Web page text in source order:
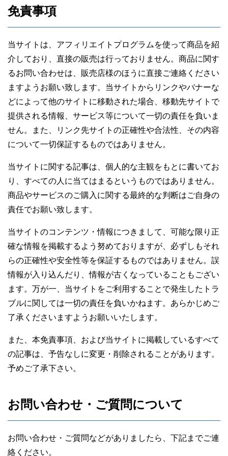
免責事項
当サイトは、アフィリエイトプログラムを使って商品を紹
介しており、直接の販売は行っておりません。商品に関す
るお問い合わせは、販売店様のほうに直接ご連絡ください
ますようお願い致します。当サイトからリンクやバナーな
どによって他のサイトに移動された場合、移動先サイトで
提供される情報、サービス等について一切の責任を負いま
せん。また、リンク先サイトの正確性や合法性、その内容
について一切保証するものではありません。
当サイトに関する記事は、個人的な主観をもとに書いてお
り、すべての人に当てはまるというものではありません。
商品やサービスのご購入に関する最終的な判断はご自身の
責任でお願い致します。
当サイトのコンテンツ・情報につきまして、可能な限り正
確な情報を掲載するよう努めておりますが、必ずしもそれ
らの正確性や安全性等を保証するものではありません。誤
情報が入り込んだり、情報が古くなっていることもござい
ます。万が一、当サイトをご利用することで発生したトラ
ブルに関しては一切の責任を負いかねます。あらかじめご
了承くださいますようお願いいたします。
また、本免責事項、および当サイトに掲載しているすべて
の記事は、予告なしに変更・削除されることがあります。
予めご了承下さい。
お問い合わせ・ご質問について
お問い合わせ・ご質問などがありましたら、下記までご連
絡ください。